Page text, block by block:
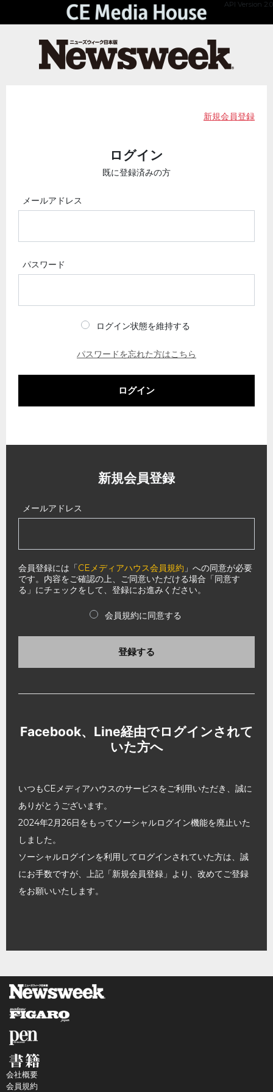
API Version 2.0
新規会員登録
ログイン
既に登録済みの方
メールアドレス
パスワード
ログイン状態を維持する
パスワードを忘れた方はこちら
ログイン
新規会員登録
メールアドレス
会員登録には「CEメディアハウス会員規約 」への同意が必要
です。内容をご確認の上、ご同意いただける場合「同意す
る」にチェックをして、登録にお進みください。
会員規約に同意する
登録する
Facebook、Line経由でログインされて
いた方へ
いつもCEメディアハウスのサービスをご利用いただき、誠に
ありがとうございます。
2024年2月26日をもってソーシャルログイン機能を廃止いた
しました。
ソーシャルログインを利用してログインされていた方は、誠
にお手数ですが、上記「新規会員登録」より、改めてご登録
をお願いいたします。
会社概要
会員規約